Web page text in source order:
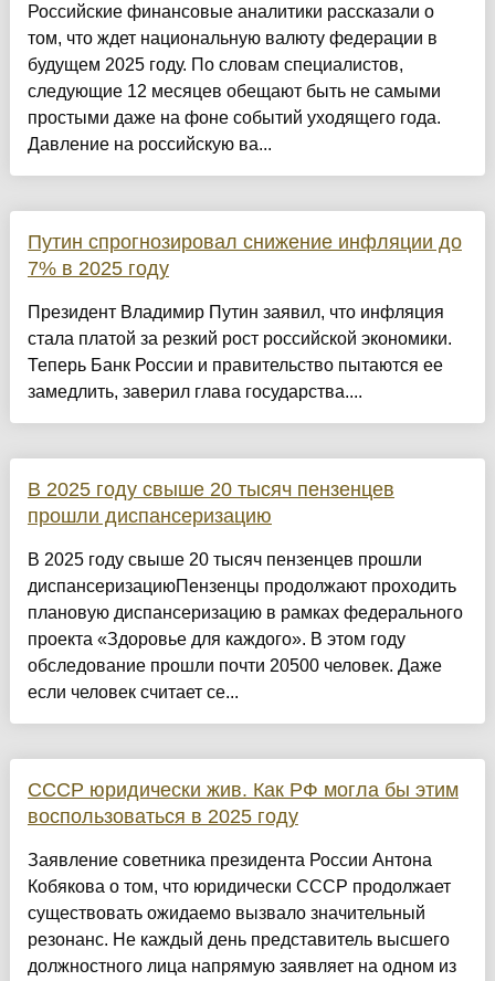
Российские финансовые аналитики рассказали о
том, что ждет национальную валюту федерации в
будущем 2025 году. По словам специалистов,
следующие 12 месяцев обещают быть не самыми
простыми даже на фоне событий уходящего года.
Давление на российскую ва...
Путин спрогнозировал снижение инфляции до
7% в 2025 году
Президент Владимир Путин заявил, что инфляция
стала платой за резкий рост российской экономики.
Теперь Банк России и правительство пытаются ее
замедлить, заверил глава государства....
В 2025 году свыше 20 тысяч пензенцев
прошли диспансеризацию
В 2025 году свыше 20 тысяч пензенцев прошли
диспансеризациюПензенцы продолжают проходить
плановую диспансеризацию в рамках федерального
проекта «Здоровье для каждого». В этом году
обследование прошли почти 20500 человек. Даже
если человек считает се...
СССР юридически жив. Как РФ могла бы этим
воспользоваться в 2025 году
Заявление советника президента России Антона
Кобякова о том, что юридически СССР продолжает
существовать ожидаемо вызвало значительный
резонанс. Не каждый день представитель высшего
должностного лица напрямую заявляет на одном из